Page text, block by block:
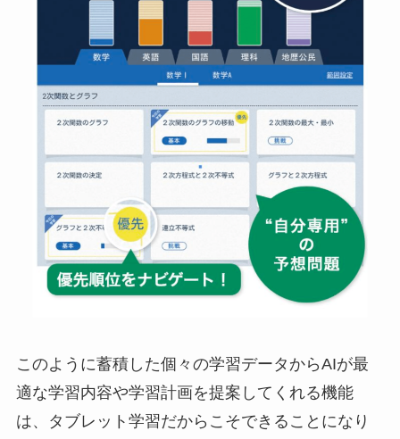
このように蓄積した個々の学習データからAIが最
適な学習内容や学習計画を提案してくれる機能
は、タブレット学習だからこそできることになり